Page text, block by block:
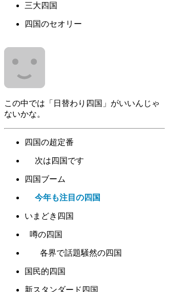
三大四国
四国のセオリー
この中では「日替わり四国」がいいんじゃ
ないかな。
四国の超定番
次は四国です
四国ブーム
今年も注目の四国
いまどき四国
噂の四国
各界で話題騒然の四国
国民的四国
新スタンダード四国